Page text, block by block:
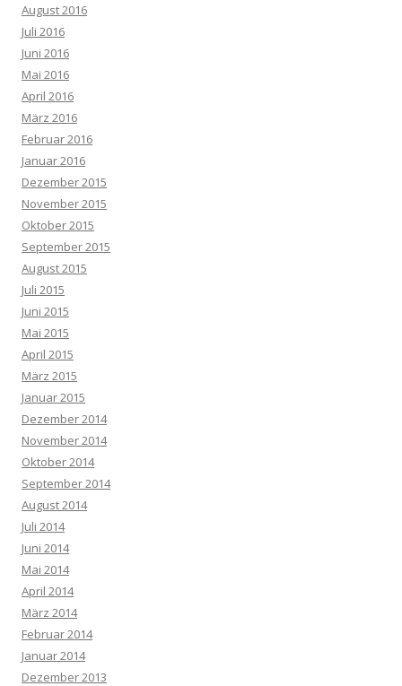
August 2016
Juli 2016
Juni 2016
Mai 2016
April 2016
März 2016
Februar 2016
Januar 2016
Dezember 2015
November 2015
Oktober 2015
September 2015
August 2015
Juli 2015
Juni 2015
Mai 2015
April 2015
März 2015
Januar 2015
Dezember 2014
November 2014
Oktober 2014
September 2014
August 2014
Juli 2014
Juni 2014
Mai 2014
April 2014
März 2014
Februar 2014
Januar 2014
Dezember 2013